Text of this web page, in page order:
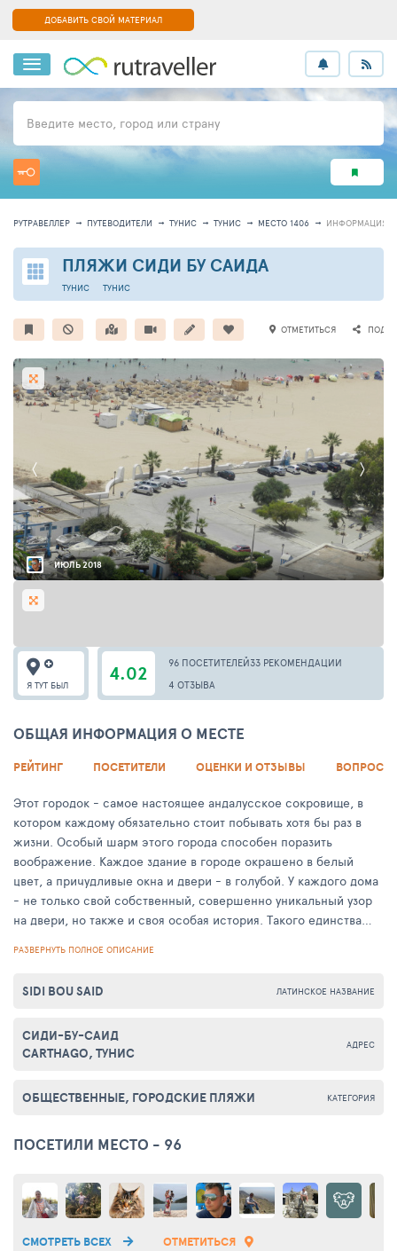
ДОБАВИТЬ СВОЙ МАТЕРИАЛ
Введите место, город или страну
РУТРАВЕЛЛЕР ПУТЕВОДИТЕЛИ ТУНИС ТУНИС МЕСТО 1406 ИНФОРМАЦИЯ
ПЛЯЖИ СИДИ БУ САИДА
ТУНИС
ТУНИС
ОТМЕТИТЬСЯ
ИЮЛЬ 2018
4.02 96 ПОСЕТИТЕЛЕЙ33 РЕКОМЕНДАЦИИ
4 ОТЗЫВА
Я ТУТ БЫЛ
ОБЩАЯ ИНФОРМАЦИЯ О МЕСТЕ
РЕЙТИНГ ПОСЕТИТЕЛИ ОЦЕНКИ И ОТЗЫВЫ ВОПРОСЫ
Этот городок - самое настоящее андалусское сокровище, в
котором каждому обязательно стоит побывать хотя бы раз в
жизни. Особый шарм этого города способен поразить
воображение. Каждое здание в городе окрашено в белый
цвет, а причудливые окна и двери - в голубой. У каждого дома
- не только свой собственный, совершенно уникальный узор
на двери, но также и своя особая история. Такого единства
что люди копируют друг у друга идеи - просто так гласит
цвет фасада своего дома. В противном случае он будет
волю своей творческой мысли.
располагающая к долгим прогулкам и спокойному отдыху на
РАЗВЕРНУТЬ ПОЛНОЕ ОПИСАНИЕ
ЛАТИНСКОЕ НАЗВАНИЕ
SIDI BOU SAID
АДРЕС
СИДИ-БУ-САИД
CARTHAGO, ТУНИС
КАТЕГОРИЯ
ОБЩЕСТВЕННЫЕ, ГОРОДСКИЕ ПЛЯЖИ
ПОСЕТИЛИ МЕСТО - 96
СМОТРЕТЬ ВСЕХ ОТМЕТИТЬСЯ